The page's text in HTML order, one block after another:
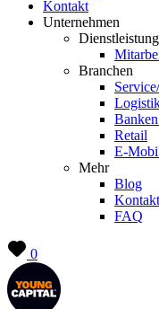
Kontakt
Unternehmen
Branchen
Retail
E-
Mehr
Blog
Kontakt
FAQ
0